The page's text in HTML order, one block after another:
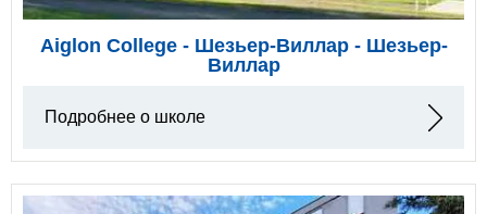
Aiglon College - Шезьер-Виллар - Шезьер-
Виллар
Подробнее о школе